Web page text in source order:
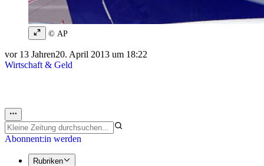
© AP
vor 13 Jahren20. April 2013 um 18:22
Wirtschaft & Geld
Abonnent:in werden
Rubriken